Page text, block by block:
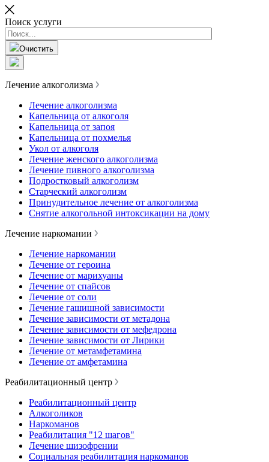
Поиск услуги
Очистить
Лечение алкоголизма
Лечение алкоголизма
Капельница от алкоголя
Капельница от запоя
Капельница от похмелья
Укол от алкоголя
Лечение женского алкоголизма
Лечение пивного алкоголизма
Подростковый алкоголизм
Старческий алкоголизм
Принудительное лечение от алкоголизма
Снятие алкогольной интоксикации на дому
Лечение наркомании
Лечение наркомании
Лечение от героина
Лечение от марихуаны
Лечение от спайсов
Лечение от соли
Лечение гашишной зависимости
Лечение зависимости от метадона
Лечение зависимости от мефедрона
Лечение зависимости от Лирики
Лечение от метамфетамина
Лечение от амфетамина
Реабилитационный центр
Реабилитационный центр
Алкоголиков
Наркоманов
Реабилитация "12 шагов"
Лечение шизофрении
Социальная реабилитация наркоманов